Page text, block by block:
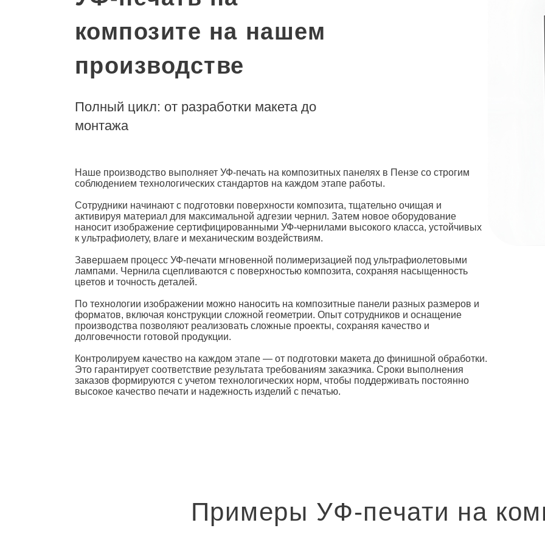
композите на нашем
производстве
Полный цикл: от разработки макета до
монтажа
Наше производство выполняет УФ-печать на композитных панелях в Пензе со строгим
соблюдением технологических стандартов на каждом этапе работы.
Сотрудники начинают с подготовки поверхности композита, тщательно очищая и
активируя материал для максимальной адгезии чернил. Затем новое оборудование
наносит изображение сертифицированными УФ-чернилами высокого класса, устойчивых
к ультрафиолету, влаге и механическим воздействиям.
Завершаем процесс УФ-печати мгновенной полимеризацией под ультрафиолетовыми
лампами. Чернила сцепливаются с поверхностью композита, сохраняя насыщенность
цветов и точность деталей.
По технологии изображении можно наносить на композитные панели разных размеров и
форматов, включая конструкции сложной геометрии. Опыт сотрудников и оснащение
производства позволяют реализовать сложные проекты, сохраняя качество и
долговечности готовой продукции.
Контролируем качество на каждом этапе — от подготовки макета до финишной обработки.
Это гарантирует соответствие результата требованиям заказчика. Сроки выполнения
заказов формируются с учетом технологических норм, чтобы поддерживать постоянно
высокое качество печати и надежность изделий с печатью.
Примеры УФ-печати на